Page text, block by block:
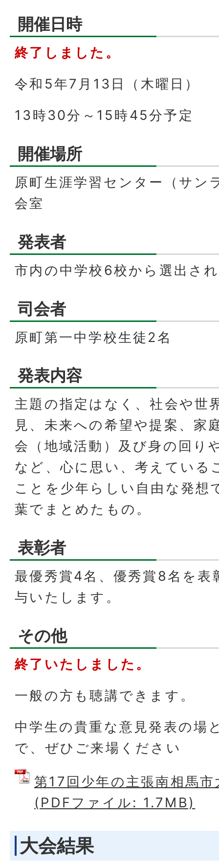
開催日時
終了しました。
令和5年7月13日（木曜日）
13時30分～15時45分予定
開催場所
原町生涯学習センター（サン
会室
発表者
市内の中学校6校から選出さ
司会者
原町第一中学校生徒2名
発表内容
主題の指定はなく、社会や世
見、未来への希望や提案、家
会（地域活動）及び身の回り
など、心に思い、考えている
ことを少年らしい自由な発想
葉でまとめたもの。
表彰者
最優秀賞4名、優秀賞8名を表
与いたします。
その他
終了いたしました。
一般の方も聴講できます。
中学生の貴重な意見発表の場
で、ぜひご来場ください
第17回少年の主張南相馬
(PDFファイル: 1.7MB)
大会結果